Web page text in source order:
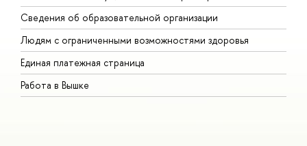
Сведения об образовательной организации
Людям с ограниченными возможностями здоровья
Единая платежная страница
Работа в Вышке